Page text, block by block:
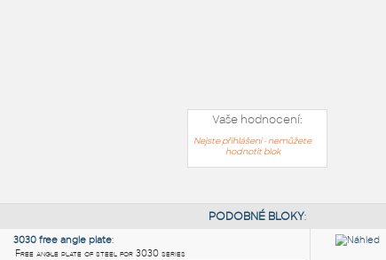
Vaše hodnocení:
Nejste přihlášeni - nemůžete
hodnotit blok